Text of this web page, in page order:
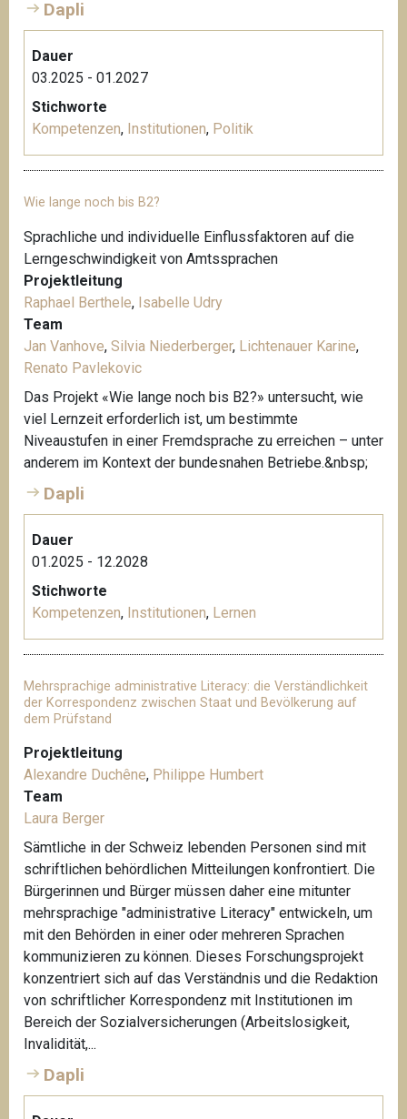
Dapli
Dauer
03.2025 - 01.2027
Stichworte
Kompetenzen, Institutionen, Politik
Wie lange noch bis B2?
Sprachliche und individuelle Einflussfaktoren auf die
Lerngeschwindigkeit von Amtssprachen
Projektleitung
Raphael Berthele, Isabelle Udry
Team
Jan Vanhove, Silvia Niederberger, Lichtenauer Karine,
Renato Pavlekovic
Das Projekt «Wie lange noch bis B2?» untersucht, wie
viel Lernzeit erforderlich ist, um bestimmte
Niveaustufen in einer Fremdsprache zu erreichen – unter
anderem im Kontext der bundesnahen Betriebe.&nbsp;
Dapli
Dauer
01.2025 - 12.2028
Stichworte
Kompetenzen, Institutionen, Lernen
Mehrsprachige administrative Literacy: die Verständlichkeit
der Korrespondenz zwischen Staat und Bevölkerung auf
dem Prüfstand
Projektleitung
Alexandre Duchêne, Philippe Humbert
Team
Laura Berger
Sämtliche in der Schweiz lebenden Personen sind mit
schriftlichen behördlichen Mitteilungen konfrontiert. Die
Bürgerinnen und Bürger müssen daher eine mitunter
mehrsprachige "administrative Literacy" entwickeln, um
mit den Behörden in einer oder mehreren Sprachen
kommunizieren zu können. Dieses Forschungsprojekt
konzentriert sich auf das Verständnis und die Redaktion
von schriftlicher Korrespondenz mit Institutionen im
Bereich der Sozialversicherungen (Arbeitslosigkeit,
Invalidität,...
Dapli